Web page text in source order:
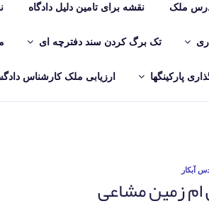
ملک نقشه برای تامین دلیل دادگاه
تک برگ کردن سند دفترچه ای
پارکینگها ارزیابی ملک کارشناس
آبکار
زمین مشاعی